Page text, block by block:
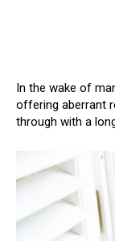
In the wake of
offering aberrant
through with a